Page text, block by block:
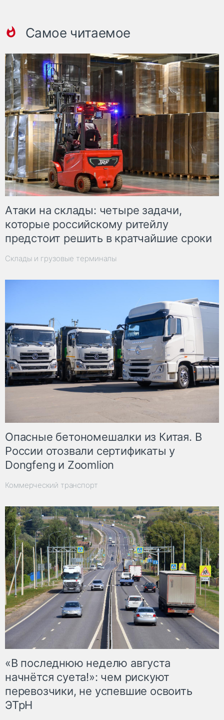
Самое читаемое
Атаки на склады: четыре задачи,
которые российскому ритейлу
предстоит решить в кратчайшие сроки
Склады и грузовые терминалы
Опасные бетономешалки из Китая. В
России отозвали сертификаты у
Dongfeng и Zoomlion
Коммерческий транспорт
«В последнюю неделю августа
начнётся суета!»: чем рискуют
перевозчики, не успевшие освоить
ЭТрН